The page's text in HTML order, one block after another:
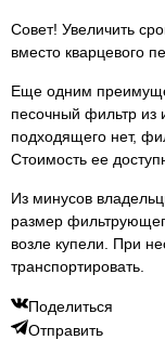
Совет! Увеличить
вместо кварцевого
Еще одним
песочный фильтр
подходящего нет,
Стоимость ее
Из минусов
размер
возле купели. При
транспортировать.
Поделиться
Отправить